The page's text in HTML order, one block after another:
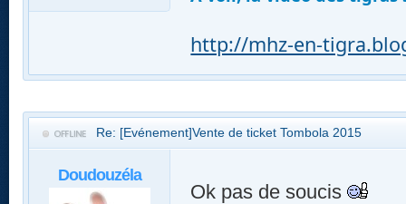
http://mhz-en-
Re: [Evénement]Vente de ticket Tombola 2015
Doudouzéla
Ok pas de soucis